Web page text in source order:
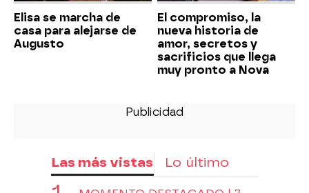
Elisa se marcha de
casa para alejarse de
Augusto
El compromiso, la
nueva historia de
amor, secretos y
sacrificios que llega
muy pronto a Nova
Las más vistas Lo último